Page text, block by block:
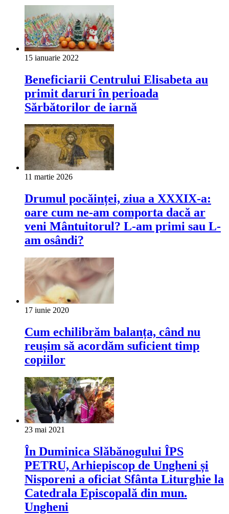
15 ianuarie 2022
Beneficiarii Centrului Elisabeta au
primit daruri în perioada
Sărbătorilor de iarnă
11 martie 2026
Drumul pocăinței, ziua a XXXIX-a:
oare cum ne-am comporta dacă ar
veni Mântuitorul? L-am primi sau L-
am osândi?
17 iunie 2020
Cum echilibrăm balanța, când nu
reușim să acordăm suficient timp
copiilor
23 mai 2021
În Duminica Slăbănogului ÎPS
PETRU, Arhiepiscop de Ungheni și
Nisporeni a oficiat Sfânta Liturghie la
Catedrala Episcopală din mun.
Ungheni